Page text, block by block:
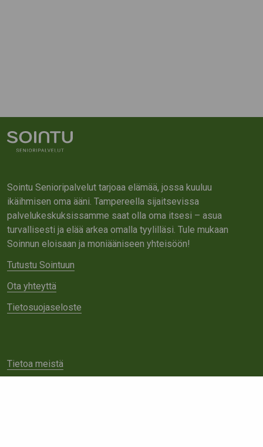
Sointu Senioripalvelut tarjoaa elämää, jossa kuuluu
ikäihmisen oma ääni. Tampereella sijaitsevissa
palvelukeskuksissamme saat olla oma itsesi – asua
turvallisesti ja elää arkea omalla tyylilläsi. Tule mukaan
Soinnun eloisaan ja moniääniseen yhteisöön!
Tutustu Sointuun
Ota yhteyttä
Tietosuojaseloste
Tietoa meistä